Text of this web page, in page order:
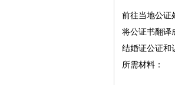
前往当地公证
将公证书翻译
结婚证公证和
‌所需材料‌：